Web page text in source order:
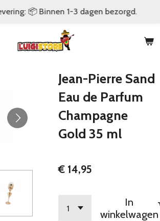
📦 Binnen 1-3 dagen bezorgd.
Jean-Pierre Sand
Eau de Parfum
Champagne
Gold 35 ml
€ 14,95
In
winkelwagen